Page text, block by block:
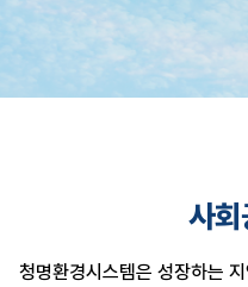
사
청명환경시스템은 성장하는